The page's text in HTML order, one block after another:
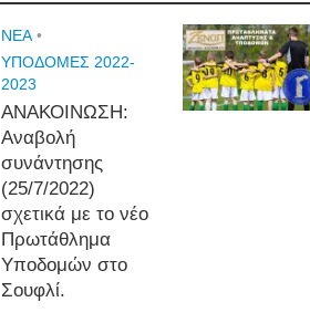
NEA •
ΥΠΟΔΟΜΕΣ 2022-
2023
ΑΝΑΚΟΙΝΩΣΗ:
Αναβολή
συνάντησης
(25/7/2022)
σχετικά με το νέο
Πρωτάθλημα
Υποδομών στο
Σουφλί.